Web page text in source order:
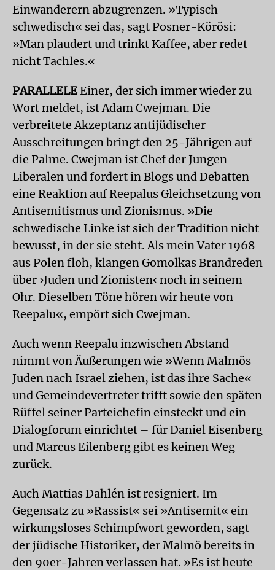
Einwanderern abzugrenzen. »Typisch
schwedisch« sei das, sagt Posner-Körösi:
»Man plaudert und trinkt Kaffee, aber redet
nicht Tachles.«
PARALLELEEiner, der sich immer wieder zu
Wort meldet, ist Adam Cwejman. Die
verbreitete Akzeptanz antijüdischer
Ausschreitungen bringt den 25-Jährigen auf
die Palme. Cwejman ist Chef der Jungen
Liberalen und fordert in Blogs und Debatten
eine Reaktion auf Reepalus Gleichsetzung von
Antisemitismus und Zionismus. »Die
schwedische Linke ist sich der Tradition nicht
bewusst, in der sie steht. Als mein Vater 1968
aus Polen floh, klangen Gomolkas Brandreden
über ›Juden und Zionisten‹ noch in seinem
Ohr. Dieselben Töne hören wir heute von
Reepalu«, empört sich Cwejman.
Auch wenn Reepalu inzwischen Abstand
nimmt von Äußerungen wie »Wenn Malmös
Juden nach Israel ziehen, ist das ihre Sache«
und Gemeindevertreter trifft sowie den späten
Rüffel seiner Parteichefin einsteckt und ein
Dialogforum einrichtet – für Daniel Eisenberg
und Marcus Eilenberg gibt es keinen Weg
zurück.
Auch Mattias Dahlén ist resigniert. Im
Gegensatz zu »Rassist« sei »Antisemit« ein
wirkungsloses Schimpfwort geworden, sagt
der jüdische Historiker, der Malmö bereits in
den 90er-Jahren verlassen hat. »Es ist heute